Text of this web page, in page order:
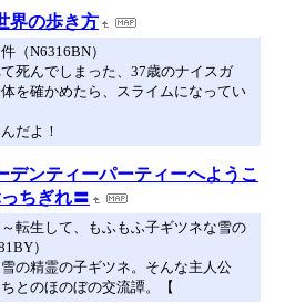
界の歩き方
（N6316BN）
死んでしまった、37歳のナイスガ
を確かめたら、スライムになってい
だよ！
デンティーパーティーへようこ
ちぎれ〓
生して、もふもふ子ギツネな雪の
）
の精霊の子ギツネ。そんな主人公
とのほのぼの交流譚。【